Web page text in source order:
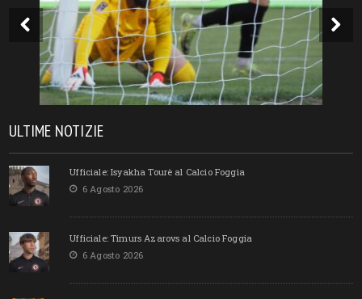
ULTIME NOTIZIE
Ufficiale: Isyakha Tourè al Calcio Foggia
6 Agosto 2026
Ufficiale: Timurs Azarovs al Calcio Foggia
6 Agosto 2026